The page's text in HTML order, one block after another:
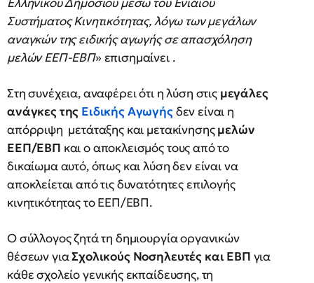
Συστήματος Κινητικότητας, λόγω των μεγάλων
αναγκών της ειδικής αγωγής σε απασχόληση
μελών ΕΕΠ-ΕΒΠ» επισημαίνει .
Στη συνέχεια, αναφέρει ότι η λύση στις μεγάλες
ανάγκες της Ειδικής Αγωγήςδεν είναι η
απόρριψη μετάταξης και μετακίνησηςμελών
ΕΕΠ/ΕΒΠ και ο αποκλεισμός τους από το
δικαίωμα αυτό, όπως και λύση δεν είναι να
αποκλείεται από τις δυνατότητες επιλογής
κινητικότητας το ΕΕΠ/ΕΒΠ.
Ο σύλλογος ζητά τη δημιουργία οργανικών
θέσεων γιαΣχολικούς Νοσηλευτές και ΕΒΠ για
κάθε σχολείο γενικής εκπαίδευσης, τη